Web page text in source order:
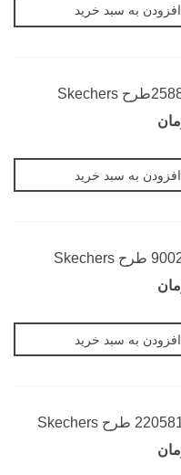
افزودن به سبد خرید
افزودن به سبد خرید
افزودن به سبد خرید